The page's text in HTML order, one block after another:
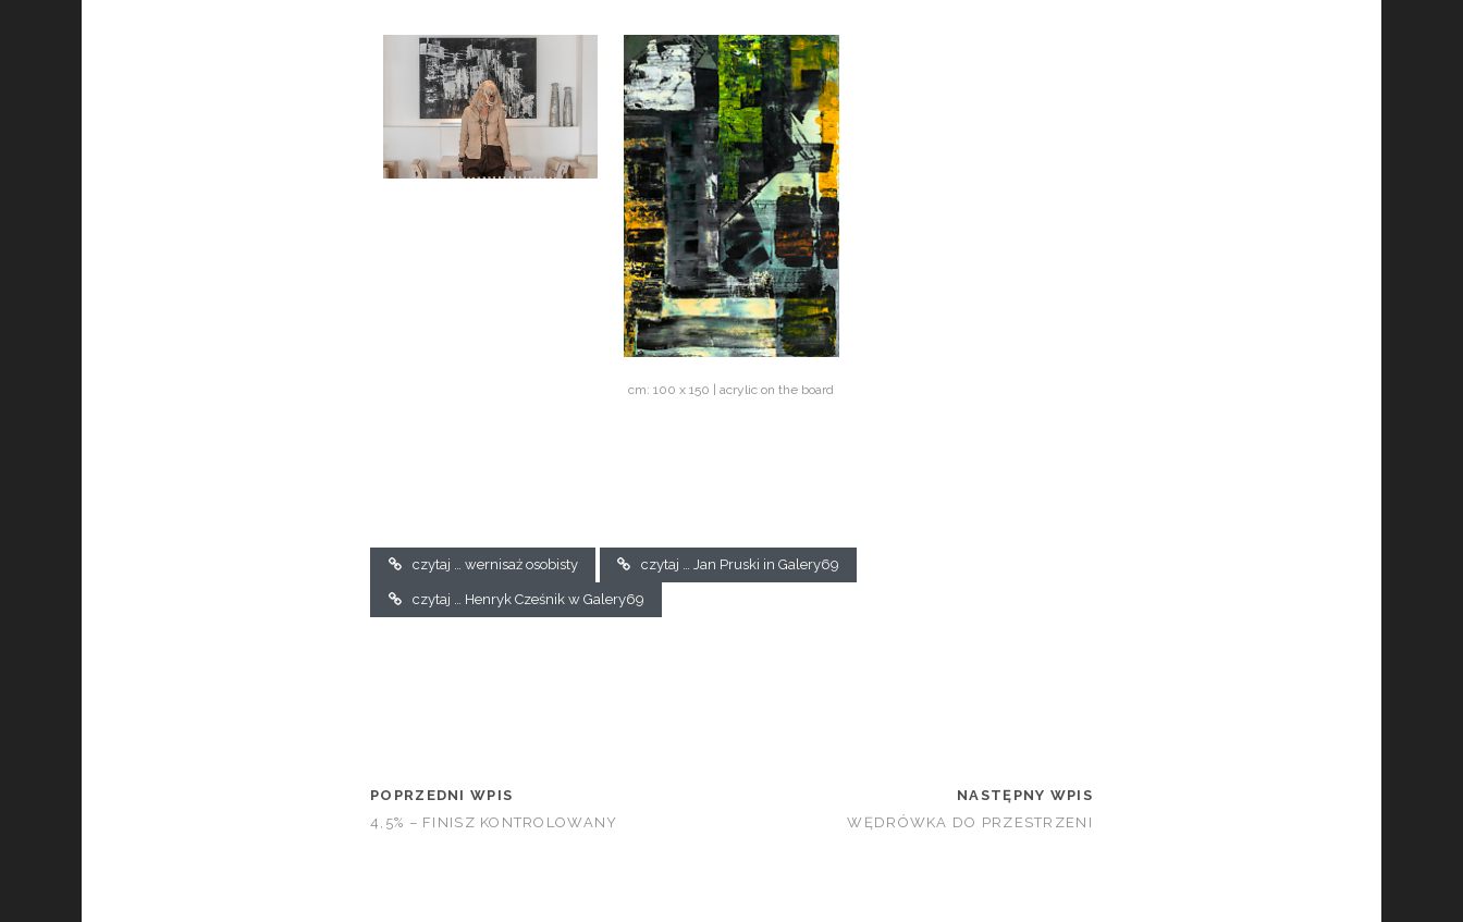
cm: 100 x 150 | acrylic on the board
czytaj … wernisaż osobisty czytaj … Jan Pruski in Galery69
czytaj … Henryk Cześnik w Galery69
POPRZEDNI WPIS
4,5% – FINISZ KONTROLOWANY
NASTĘPNY WPIS
WĘDRÓWKA DO PRZESTRZENI